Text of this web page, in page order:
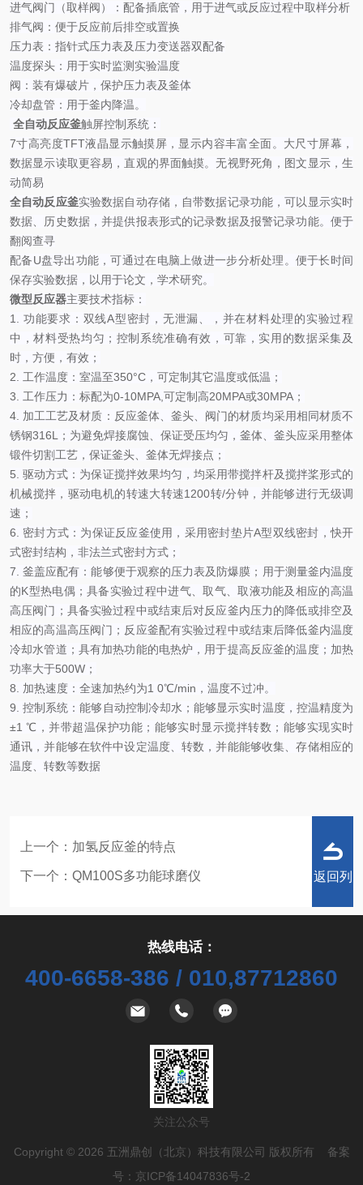
进气阀门（取样阀）：配备插底管，用于进气或反应过程中取样分析
排气阀：便于反应前后排空或置换
压力表：指针式压力表及压力变送器双配备
温度探头：用于实时监测实验温度
阀：装有爆破片，保护压力表及釜体
冷却盘管：用于釜内降温。
全自动反应釜触屏控制系统：
7寸高亮度TFT液晶显示触摸屏，显示内容丰富全面。大尺寸屏幕，
数据显示读取更容易，直观的界面触摸。无视野死角，图文显示，生
动简易
全自动反应釜实验数据自动存储，自带数据记录功能，可以显示实时
数据、历史数据，并提供报表形式的记录数据及报警记录功能。便于
翻阅查寻
配备U盘导出功能，可通过在电脑上做进一步分析处理。便于长时间
保存实验数据，以用于论文，学术研究。
微型反应器主要技术指标：
1. 功能要求：双线A型密封，无泄漏、，并在材料处理的实验过程
中，材料受热均匀；控制系统准确有效，可靠，实用的数据采集及
时，方便，有效；
2. 工作温度：室温至350°C，可定制其它温度或低温；
3. 工作压力：标配为0-10MPA,可定制高20MPA或30MPA；
4. 加工工艺及材质：反应釜体、釜头、阀门的材质均采用相同材质不
锈钢316L；为避免焊接腐蚀、保证受压均匀，釜体、釜头应采用整体
锻件切割工艺，保证釜头、釜体无焊接点；
5. 驱动方式：为保证搅拌效果均匀，均采用带搅拌杆及搅拌桨形式的
机械搅拌，驱动电机的转速大转速1200转/分钟，并能够进行无级调
速；
6. 密封方式：为保证反应釜使用，采用密封垫片A型双线密封，快开
式密封结构，非法兰式密封方式；
7. 釜盖应配有：能够便于观察的压力表及防爆膜；用于测量釜内温度
的K型热电偶；具备实验过程中进气、取气、取液功能及相应的高温
高压阀门；具备实验过程中或结束后对反应釜内压力的降低或排空及
相应的高温高压阀门；反应釜配有实验过程中或结束后降低釜内温度
冷却水管道；具有加热功能的电热炉，用于提高反应釜的温度；加热
功率大于500W；
8. 加热速度：全速加热约为1 0℃/min，温度不过冲。
9.控制系统：能够自动控制冷却水；能够显示实时温度，控温精度为
±1 ℃，并带超温保护功能；能够实时显示搅拌转数；能够实现实时
通讯，并能够在软件中设定温度、转数，并能能够收集、存储相应的
温度、转数等数据
上一个： 加氢反应釜的特点
下一个： QM100S多功能球磨仪 返回列
热线电话：
400-6658-386 / 010,87712860
关注公众号
Copyright © 2026 五洲鼎创（北京）科技有限公司 版权所有 备案
号： 京ICP备14047836号-2